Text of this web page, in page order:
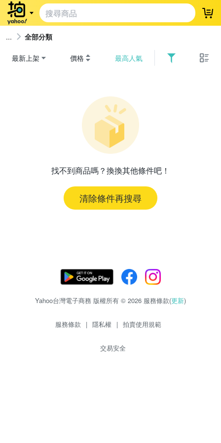
登
全部分類
最新上架 價格 最高人氣
找不到商品嗎？換換其他條件吧！
清除條件再搜尋
Yahoo台灣電子商務 版權所有 © 2026 服務條款(更新)
服務條款 | 隱私權 | 拍賣使用規範
交易安全